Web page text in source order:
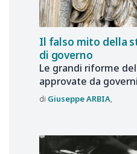
Il falso mito della
di governo
Le grandi riforme
approvate da
GiuseppeARBIA